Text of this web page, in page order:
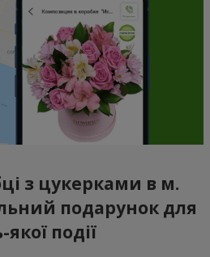
з цукерками в м.
подарунок для
якої події